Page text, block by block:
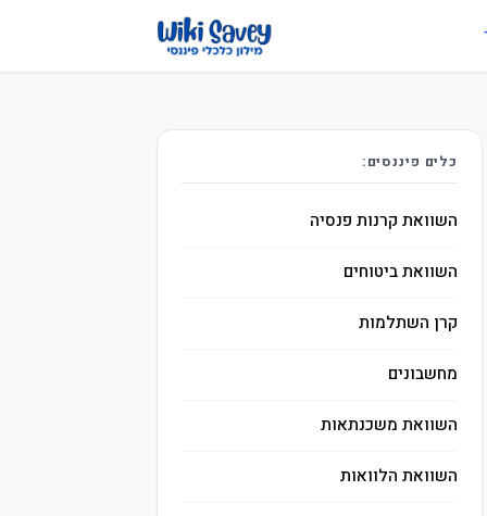
כלים פיננסים:
השוואת קרנות פנסיה
השוואת ביטוחים
קרן השתלמות
מחשבונים
השוואת משכנתאות
השוואת הלוואות